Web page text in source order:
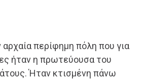
περίφημη πόλη που για
ήταν η πρωτεύουσα του
Ήταν κτισμένη πάνω